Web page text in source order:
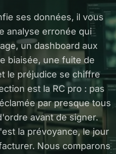
ses données, il vous
analyse erronée qui
un dashboard aux
biaisée, une fuite de
le préjudice se chiffre
est la RC pro : pas
par presque tous
avant de signer.
la prévoyance, le jour
Nous comparons